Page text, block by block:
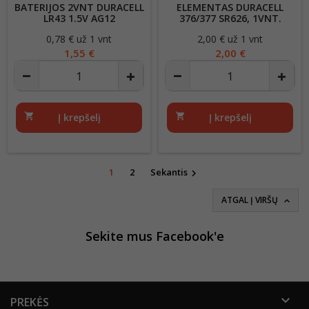
BATERIJOS 2VNT DURACELL
LR43 1.5V AG12
Kaina
0,78 € už 1 vnt
1,55 €
shopping_cart Į krepšelį
ELEMENTAS DURACELL
376/377 SR626, 1VNT.
Kaina
2,00 € už 1 vnt
2,00 €
shopping_cart Į krepšelį
1 2 Sekantis 
ATGAL Į VIRŠŲ 
Sekite mus Facebook'e
PREKĖS 